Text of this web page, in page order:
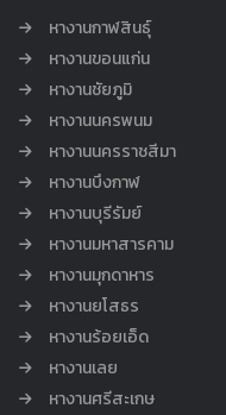
หางานกาฬสินธุ์
หางานขอนแก่น
หางานชัยภูมิ
หางานนครพนม
หางานนครราชสีมา
หางานบึงกาฬ
หางานบุรีรัมย์
หางานมหาสารคาม
หางานมุกดาหาร
หางานยโสธร
หางานร้อยเอ็ด
หางานเลย
หางานศรีสะเกษ